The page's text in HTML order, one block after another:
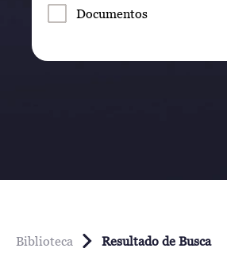
Documentos
Biblioteca Resultado de Busca